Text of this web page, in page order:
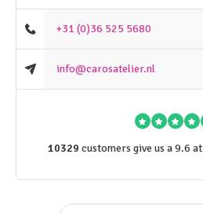
+31 (0)36 525 5680
info@carosatelier.nl
10329 customers give us a 9.6 at